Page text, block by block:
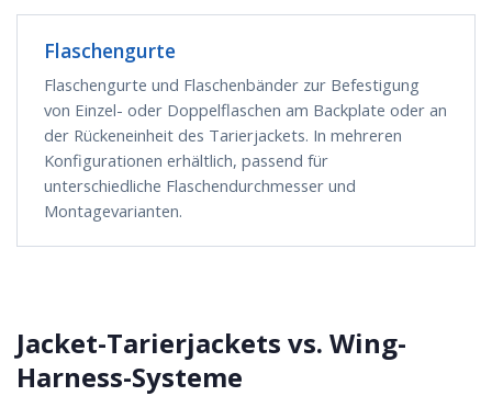
Flaschengurte
Flaschengurte und Flaschenbänder zur Befestigung
von Einzel- oder Doppelflaschen am Backplate oder an
der Rückeneinheit des Tarierjackets. In mehreren
Konfigurationen erhältlich, passend für
unterschiedliche Flaschendurchmesser und
Montagevarianten.
Jacket-Tarierjackets vs. Wing-
Harness-Systeme